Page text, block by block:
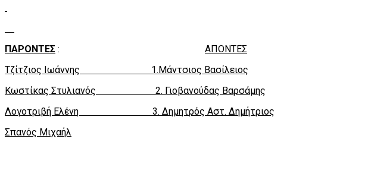
ΠΑΡΟΝΤΕΣ : AΠΟΝTEΣ
Τζίτζιος Ιωάννης 1.Μάντσιος Βασίλειος
Κωστίκας Στυλιανός 2. Γιοβανούδας Βαρσάμης
Λογοτριβή Ελένη 3. Δημητρός Αστ. Δημήτριος
Σπανός Μιχαήλ